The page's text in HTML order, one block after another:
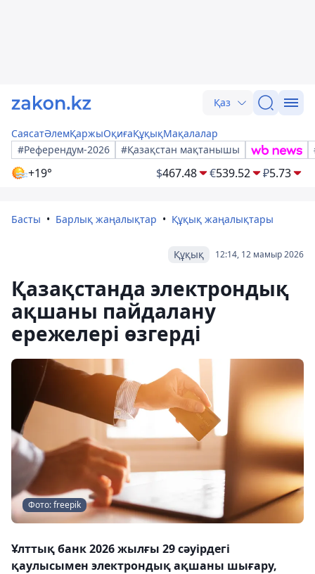
Қаз
СаясатӘлемҚаржыОқиғаҚұқықМақалалар
#Референдум-2026
#Қазақстан мақтанышы
+19° $467.48 €539.52 ₽5.73
Басты Барлық жаңалықтар Құқық жаңалықтары
12:14, 12 мамыр 2026
Құқық
Қазақстанда электрондық
ақшаны пайдалану
ережелері өзгерді
Фото: freepik
Ұлттық банк 2026 жылғы 29 сәуірдегі
қаулысымен электрондық ақшаны шығару,